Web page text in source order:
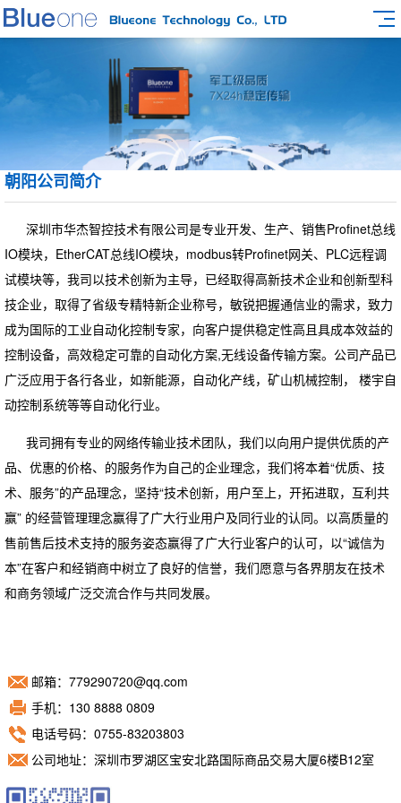
朝阳公司简介
深圳市华杰智控技术有限公司是专业开发、生产、销售Profinet总线
IO模块，EtherCAT总线IO模块，modbus转Profinet网关、PLC远程调
试模块等，我司以技术创新为主导，已经取得高新技术企业和创新型科
技企业，取得了省级专精特新企业称号，敏锐把握通信业的需求，致力
成为国际的工业自动化控制专家，向客户提供稳定性高且具成本效益的
控制设备，高效稳定可靠的自动化方案,无线设备传输方案。公司产品已
广泛应用于各行各业，如新能源，自动化产线，矿山机械控制， 楼宇自
动控制系统等等自动化行业。
我司拥有专业的网络传输业技术团队，我们以向用户提供优质的产
品、优惠的价格、的服务作为自己的企业理念，我们将本着“优质、技
术、服务”的产品理念，坚持“技术创新，用户至上，开拓进取，互利共
赢” 的经营管理理念赢得了广大行业用户及同行业的认同。以高质量的
售前售后技术支持的服务姿态赢得了广大行业客户的认可，以“诚信为
本”在客户和经销商中树立了良好的信誉，我们愿意与各界朋友在技术
和商务领域广泛交流合作与共同发展。
邮箱：779290720@qq.com
手机：130 8888 0809
电话号码：0755-83203803
公司地址：深圳市罗湖区宝安北路国际商品交易大厦6楼B12室